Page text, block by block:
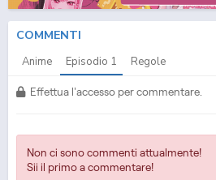
COMMENTI
Anime Episodio 1 Regole
Effettua l'accesso per commentare.
Non ci sono commenti attualmente!
Sii il primo a commentare!